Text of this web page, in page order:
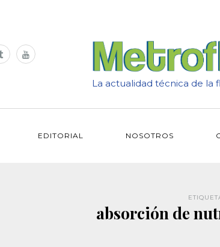
La actualidad técnica de la
EDITORIAL NOSOTROS
absorción de